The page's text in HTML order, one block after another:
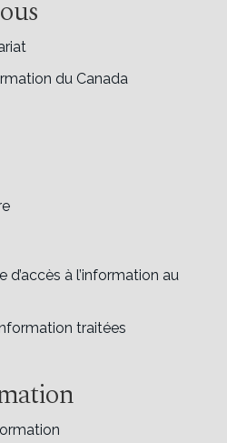
du Canada
d’accès à l’information au
traitées